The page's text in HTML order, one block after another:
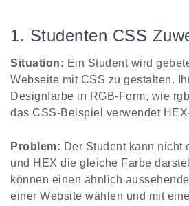
1. Studenten CSS
Situation: Ein Student wird
Webseite mit CSS zu gestalten.
Designfarbe in RGB-Form, wie
das CSS-Beispiel verwendet
Problem: Der Student kann nicht
und HEX die gleiche Farbe
können einen ähnlich
einer Website wählen und mit